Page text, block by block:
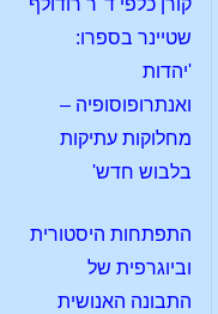
קורן כלפי ד"ר רודולף
שטיינר בספרו:
'יהדות
ואנתרופוסופיה –
מחלוקות עתיקות
בלבוש חדש'
התפתחות היסטורית
וביוגרפית של
התבונה האנושית